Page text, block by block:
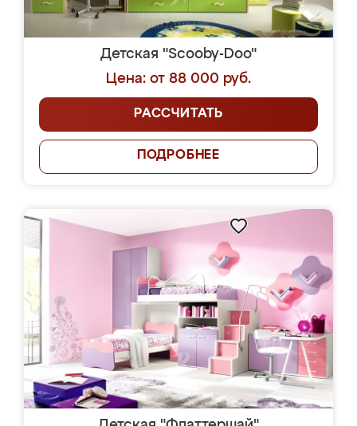
Детская "Scooby-Doo"
Цена: от 88 000 руб.
РАССЧИТАТЬ
ПОДРОБНЕЕ